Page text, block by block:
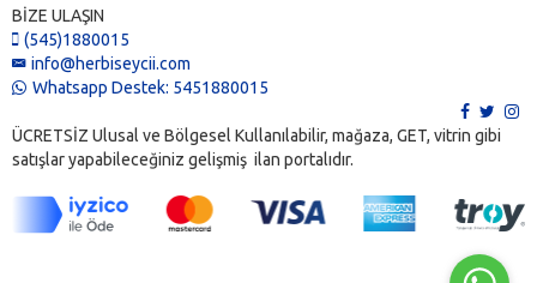
BİZE ULAŞIN
(545)1880015
info@herbiseycii.com
Whatsapp Destek: 5451880015
ÜCRETSİZ Ulusal ve Bölgesel Kullanılabilir, mağaza, GET, vitrin gibi
satışlar yapabileceğiniz gelişmiş ilan portalıdır.